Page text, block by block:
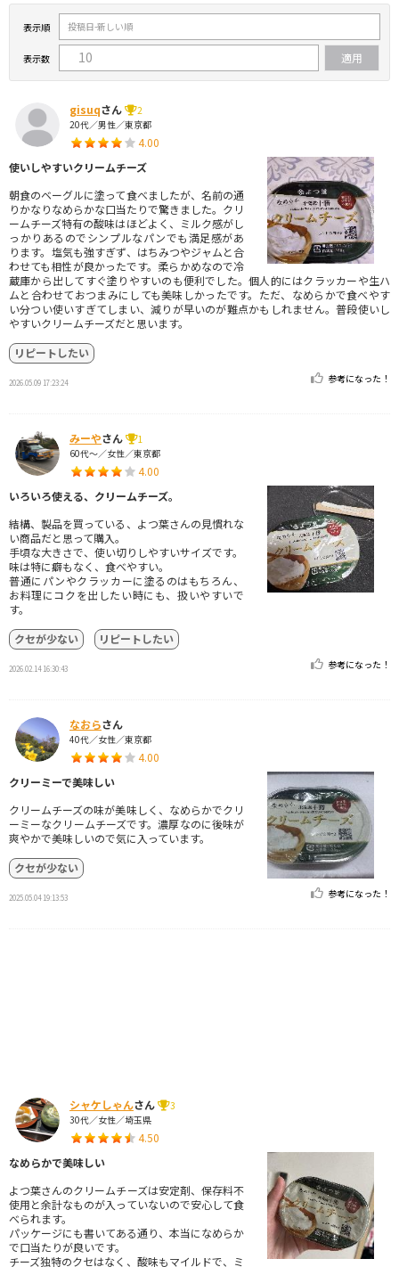
表示順
表示数
gisuqさん
2
20代／男性／東京都
4.00
使いしやすいクリームチーズ
朝食のベーグルに塗って食べましたが、名前の通
りかなりなめらかな口当たりで驚きました。クリ
ームチーズ特有の酸味はほどよく、ミルク感がし
っかりあるのでシンプルなパンでも満足感があ
ります。塩気も強すぎず、はちみつやジャムと合
わせても相性が良かったです。柔らかめなので冷
蔵庫から出してすぐ塗りやすいのも便利でした。個人的にはクラッカーや生ハ
ムと合わせておつまみにしても美味しかったです。ただ、なめらかで食べやす
い分つい使いすぎてしまい、減りが早いのが難点かもしれません。普段使いし
やすいクリームチーズだと思います。
リピートしたい
2026.05.09 17:23:24 参考になった！
みーやさん
1
60代～／女性／東京都
4.00
いろいろ使える、クリームチーズ。
結構、製品を買っている、よつ葉さんの見慣れな
い商品だと思って購入。
手頃な大きさで、使い切りしやすいサイズです。
味は特に癖もなく、食べやすい。
普通にパンやクラッカーに塗るのはもちろん、
お料理にコクを出したい時にも、扱いやすいで
す。
クセが少ない
リピートしたい
2026.02.14 16:30:43 参考になった！
なおらさん
40代／女性／東京都
4.00
クリーミーで美味しい
クリームチーズの味が美味しく、なめらかでクリ
ーミーなクリームチーズです。濃厚なのに後味が
爽やかで美味しいので気に入っています。
クセが少ない
2025.05.04 19:13:53 参考になった！
シャケしゃんさん
3
30代／女性／埼玉県
4.50
なめらかで美味しい
よつ葉さんのクリームチーズは安定剤、保存料不
使用と余計なものが入っていないので安心して食
べられます。
パッケージにも書いてある通り、本当になめらか
で口当たりが良いです。
チーズ独特のクセはなく、酸味もマイルドで、ミ